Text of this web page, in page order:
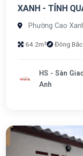
XANH - TỈNH
Phường Cao
64.2m² Đông Bắc
HS - Sàn
Anh